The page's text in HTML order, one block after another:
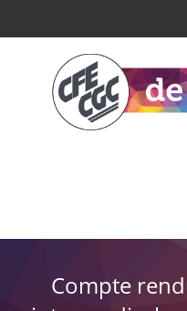
Compte